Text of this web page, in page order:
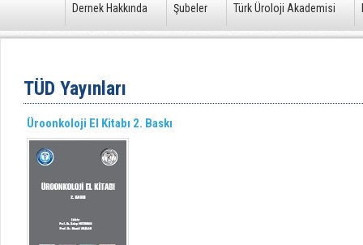
Dernek Hakkında Şubeler Türk Üroloji Akademisi
TÜD Yayınları
Üroonkoloji El Kitabı 2. Baskı